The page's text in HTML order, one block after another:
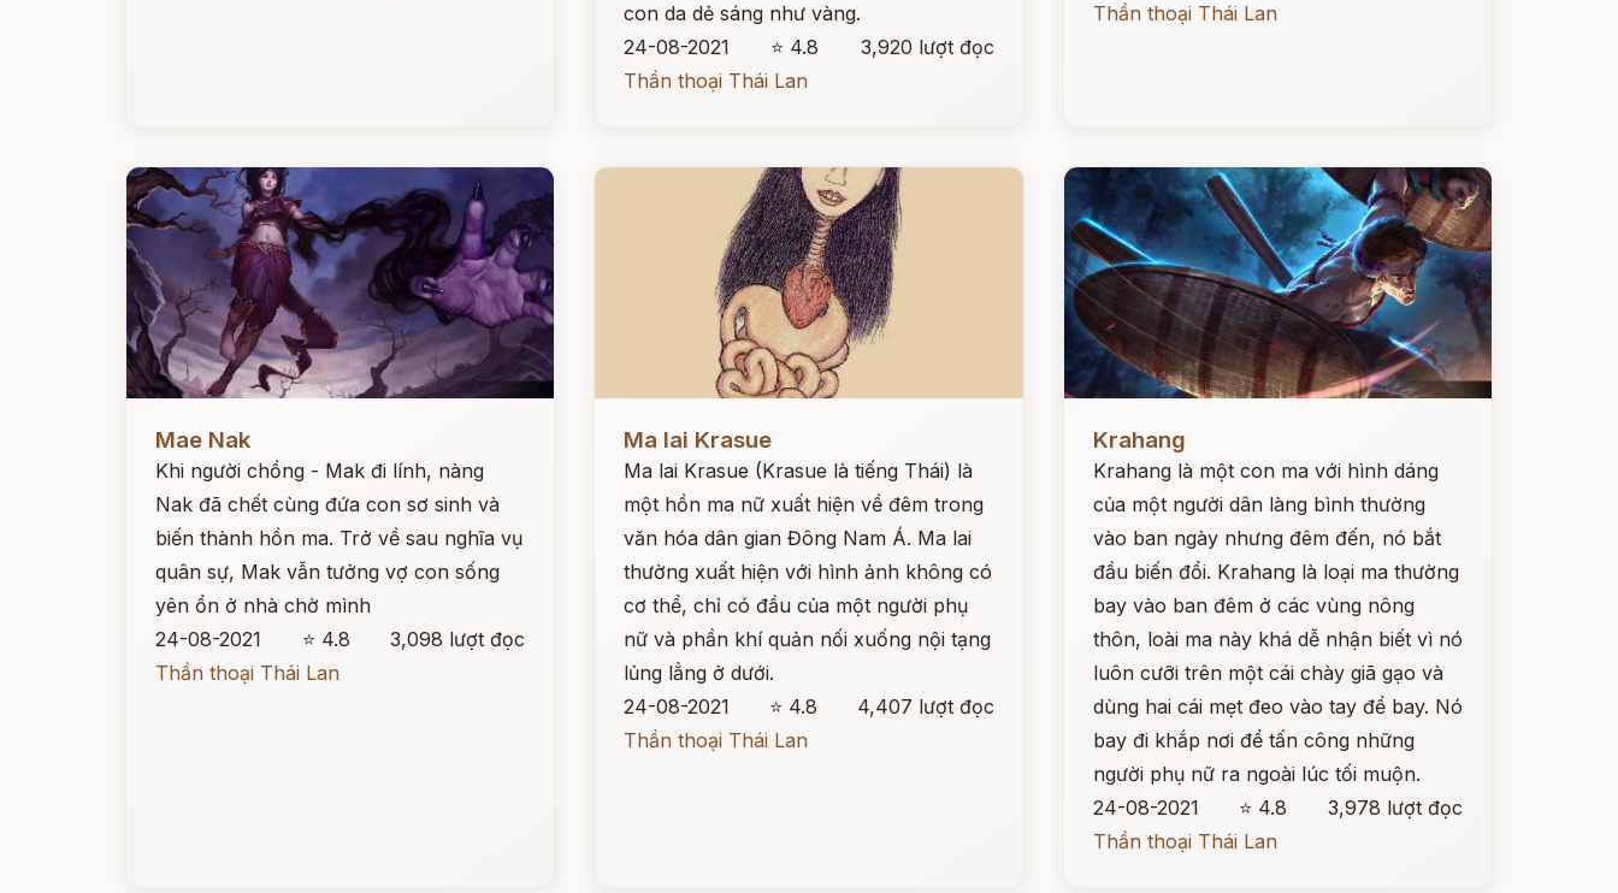
con da dẻ sáng như vàng.
24-08-2021
⭐ 4.8
3,920 lượt đọc
Thần thoại Thái Lan
Thần thoại Thái Lan
Mae Nak
Khi người chồng - Mak đi lính, nàng
Nak đã chết cùng đứa con sơ sinh và
biến thành hồn ma. Trở về sau nghĩa vụ
quân sự, Mak vẫn tưởng vợ con sống
yên ổn ở nhà chờ mình
24-08-2021
⭐ 4.8
3,098 lượt đọc
Thần thoại Thái Lan
Ma lai Krasue
Ma lai Krasue (Krasue là tiếng Thái) là
một hồn ma nữ xuất hiện về đêm trong
văn hóa dân gian Đông Nam Á. Ma lai
thường xuất hiện với hình ảnh không có
cơ thể, chỉ có đầu của một người phụ
nữ và phần khí quản nối xuống nội tạng
lủng lẳng ở dưới.
24-08-2021
⭐ 4.8
4,407 lượt đọc
Thần thoại Thái Lan
Krahang
Krahang là một con ma với hình dáng
của một người dân làng bình thường
vào ban ngày nhưng đêm đến, nó bắt
đầu biến đổi. Krahang là loại ma thường
bay vào ban đêm ở các vùng nông
thôn, loài ma này khá dễ nhận biết vì nó
luôn cưỡi trên một cái chày giã gạo và
dùng hai cái mẹt đeo vào tay để bay. Nó
bay đi khắp nơi để tấn công những
người phụ nữ ra ngoài lúc tối muộn.
24-08-2021
⭐ 4.8
3,978 lượt đọc
Thần thoại Thái Lan